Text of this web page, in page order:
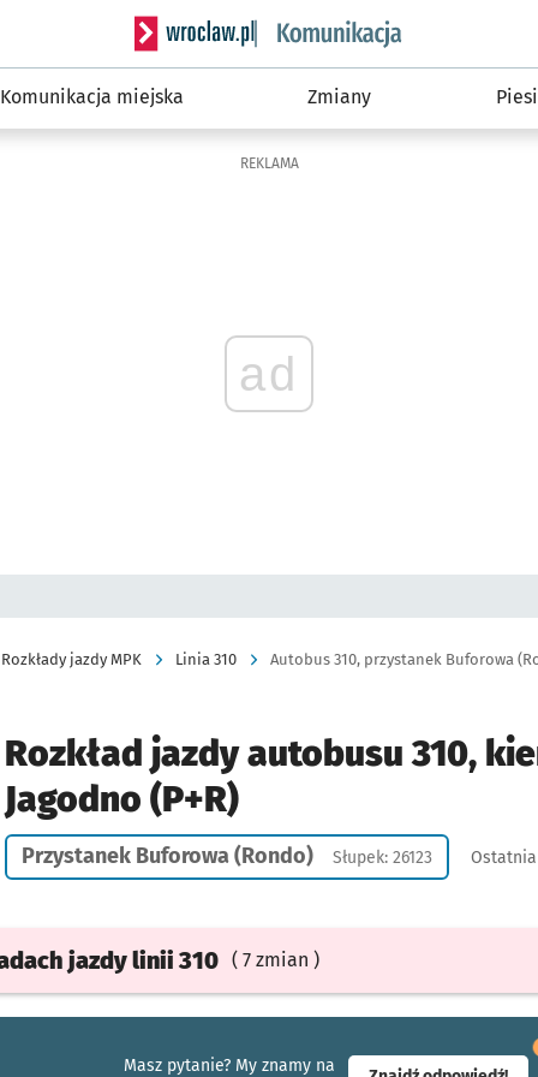
Serwis informacyjny wroclaw.pl podserwis:
Komunikacja miejska Zmiany Piesi
REKLAMA
ad
Rozkłady jazdy MPK Linia 310 Autobus 310, przystanek Buforowa
Rozkład jazdy autobusu 310,
Jagodno (P+R)
Przystanek Buforowa (Rondo) Słupek: 26123
jazdylinii 310 ( 7 zmian )
Masz pytanie? My znamy na